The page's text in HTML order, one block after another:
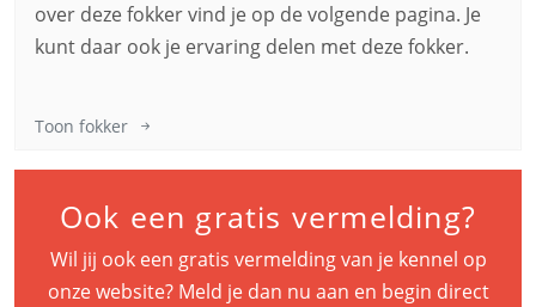
over deze fokker vind je op de volgende pagina. Je
kunt daar ook je ervaring delen met deze fokker.
Toon fokker
Ook een gratis vermelding?
Wil jij ook een gratis vermelding van je kennel op
onze website? Meld je dan nu aan en begin direct